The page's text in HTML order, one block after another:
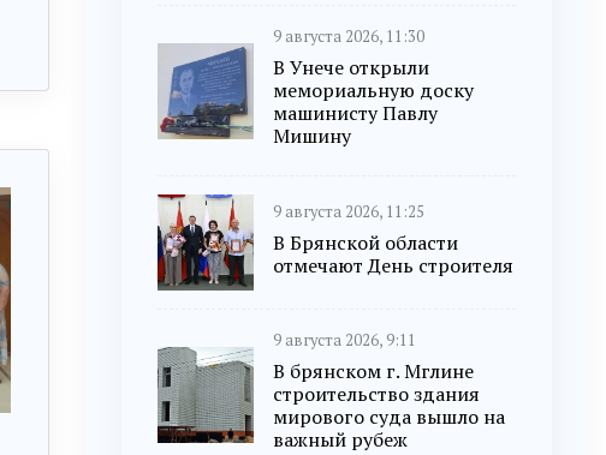
9 августа 2026, 11:30
В Унече открыли
мемориальную доску
машинисту Павлу
Мишину
9 августа 2026, 11:25
В Брянской области
отмечают День строителя
9 августа 2026, 9:11
В брянском г. Мглине
строительство здания
мирового суда вышло на
важный рубеж